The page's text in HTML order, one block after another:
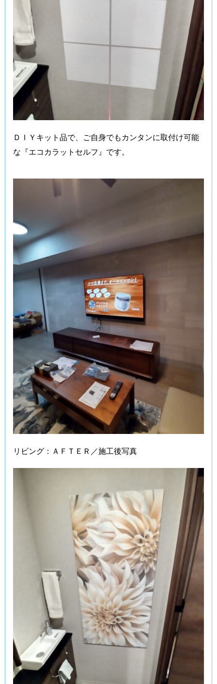
ＤＩＹキット品で、ご自身でもカンタンに取付け可能
な『エコカラットセルフ』です。
リビング：ＡＦＴＥＲ／施工後写真